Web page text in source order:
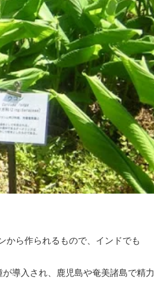
から作られるもので、インドでも
導入され、鹿児島や奄美諸島で精力